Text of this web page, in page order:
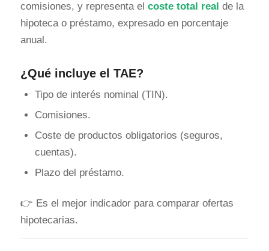
comisiones, y representa el coste total real de la
hipoteca o préstamo, expresado en porcentaje
anual.
¿Qué incluye el TAE?
Tipo de interés nominal (TIN).
Comisiones.
Coste de productos obligatorios (seguros,
cuentas).
Plazo del préstamo.
👉 Es el mejor indicador para comparar ofertas
hipotecarias.